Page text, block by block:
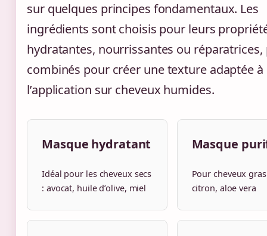
sur quelques principes fondamentaux. Les
ingrédients sont choisis pour leurs
hydratantes, nourrissantes ou réparatrices,
combinés pour créer une texture adaptée à
l’application sur cheveux humides.
Masque hydratant
Idéal pour les cheveux secs
: avocat, huile d’olive, miel
Masque
Pour cheveux
citron, aloe vera